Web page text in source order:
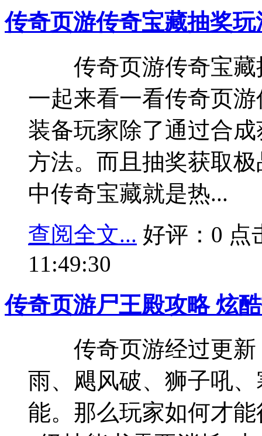
传奇页游传奇宝藏抽奖玩
传奇页游传奇宝藏
一起来看一看传奇页
装备玩家除了通过合
方法。而且抽奖获取
中传奇宝藏就是热...
查阅全文... 好评：0 点
11:49:30
传奇页游尸王殿攻略 炫
传奇页游经过更新
雨、飓风破、狮子吼
能。那么玩家如何才